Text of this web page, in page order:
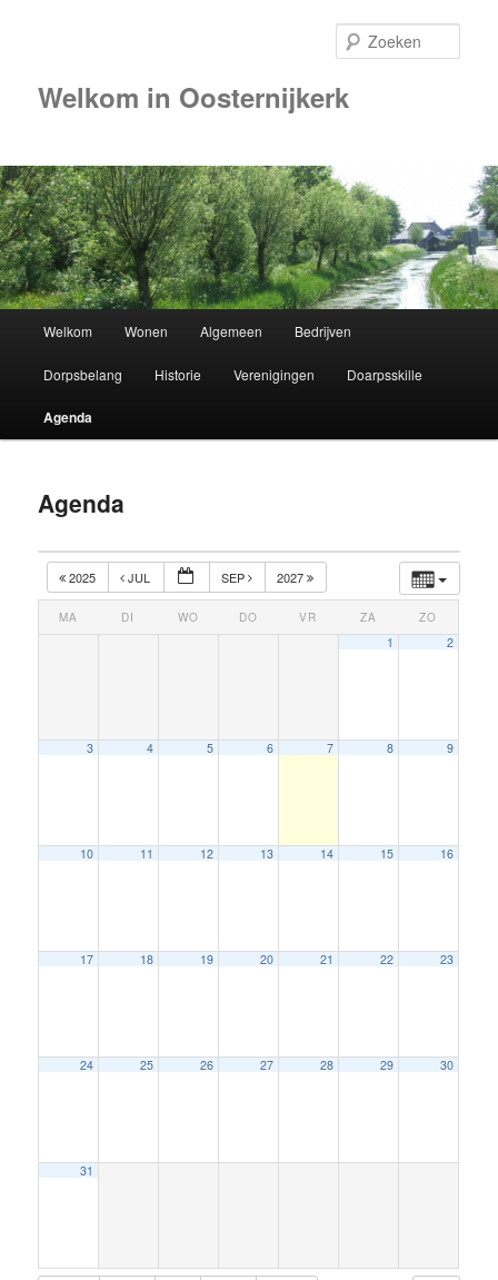
Welkom in Oosternijkerk
Spring
naar
de
inhoud
Welkom Wonen Algemeen Bedrijven
Dorpsbelang Historie Verenigingen Doarpsskille
Agenda
Agenda
2025 JUL SEP 2027
MA DI WO DO VR ZA ZO
1 2
3 4 5 6 7 8 9
10 11 12 13 14 15 16
17 18 19 20 21 22 23
24 25 26 27 28 29 30
31